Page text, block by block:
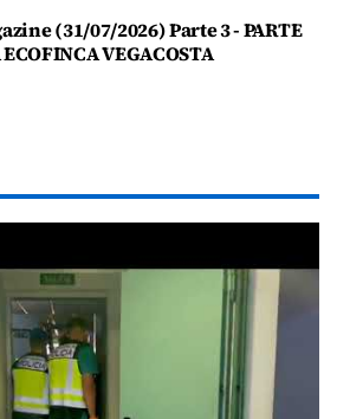
(31/07/2026) Parte 3 - PARTE
VEGACOSTA